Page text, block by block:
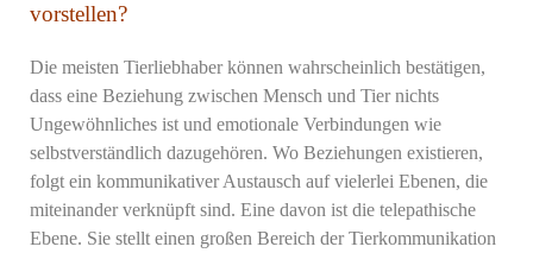
vorstellen?
Die meisten Tierliebhaber können wahrscheinlich bestätigen,
dass eine Beziehung zwischen Mensch und Tier nichts
Ungewöhnliches ist und emotionale Verbindungen wie
selbstverständlich dazugehören. Wo Beziehungen existieren,
folgt ein kommunikativer Austausch auf vielerlei Ebenen, die
miteinander verknüpft sind. Eine davon ist die telepathische
Ebene. Sie stellt einen großen Bereich der Tierkommunikation